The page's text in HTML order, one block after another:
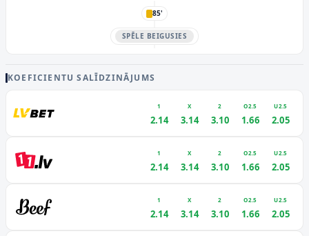
85'
SPĒLE BEIGUSIES
KOEFICIENTU SALĪDZINĀJUMS
1
2.14
X
3.14
2
3.10
O2.5
1.66
U2.5
2.05
1
2.14
X
3.14
2
3.10
O2.5
1.66
U2.5
2.05
1
2.14
X
3.14
2
3.10
O2.5
1.66
U2.5
2.05